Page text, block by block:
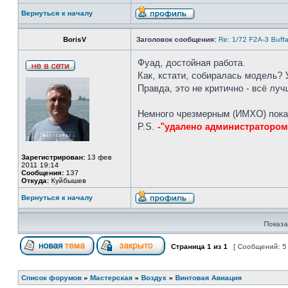
Вернуться к началу
BorisV Заголовок сообщения: Re: 1/72 F2A-3
Зарегистрирован: 13 фев
2011 19:14
Сообщения: 137
Откуда: Куйбышев
Фуад, достойная работа.
Как, кстати, собиралась
Правда, это не критично - всё
Немного чрезмерным (ИМХО)
P.S. -"удалено
Вернуться к началу
Страница 1 из 1 [ Сообщений: 5
Список форумов » Мастерская » Воздух » Винтовая Авиация